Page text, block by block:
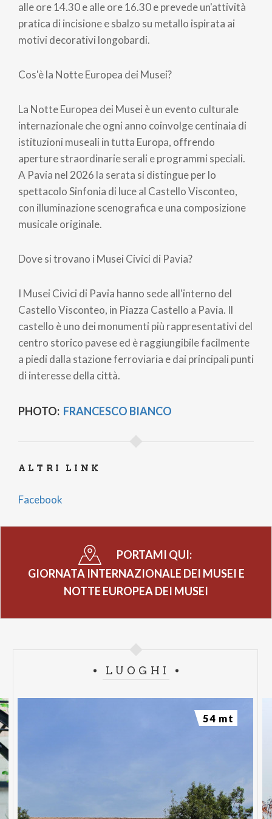
alle ore 14.30 e alle ore 16.30 e prevede un'attività
pratica di incisione e sbalzo su metallo ispirata ai
motivi decorativi longobardi.
Cos'è la Notte Europea dei Musei?
La Notte Europea dei Musei è un evento culturale
internazionale che ogni anno coinvolge centinaia di
istituzioni museali in tutta Europa, offrendo
aperture straordinarie serali e programmi speciali.
A Pavia nel 2026 la serata si distingue per lo
spettacolo Sinfonia di luce al Castello Visconteo,
con illuminazione scenografica e una composizione
musicale originale.
Dove si trovano i Musei Civici di Pavia?
I Musei Civici di Pavia hanno sede all'interno del
Castello Visconteo, in Piazza Castello a Pavia. Il
castello è uno dei monumenti più rappresentativi del
centro storico pavese ed è raggiungibile facilmente
a piedi dalla stazione ferroviaria e dai principali punti
di interesse della città.
PHOTO: FRANCESCO BIANCO
ALTRI LINK
Facebook
PORTAMI QUI:
GIORNATA INTERNAZIONALE DEI MUSEI E
NOTTE EUROPEA DEI MUSEI
LUOGHI
54 mt